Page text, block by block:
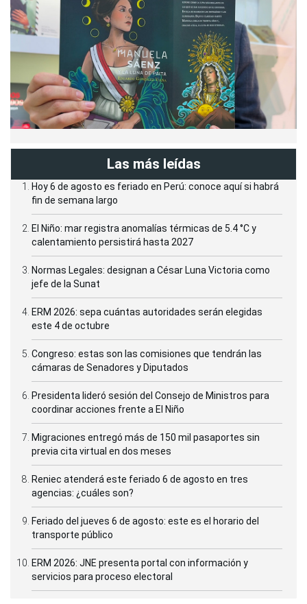
Las más leídas
Hoy 6 de agosto es feriado en Perú: conoce aquí si habrá
fin de semana largo
El Niño: mar registra anomalías térmicas de 5.4 °C y
calentamiento persistirá hasta 2027
Normas Legales: designan a César Luna Victoria como
jefe de la Sunat
ERM 2026: sepa cuántas autoridades serán elegidas
este 4 de octubre
Congreso: estas son las comisiones que tendrán las
cámaras de Senadores y Diputados
Presidenta lideró sesión del Consejo de Ministros para
coordinar acciones frente a El Niño
Migraciones entregó más de 150 mil pasaportes sin
previa cita virtual en dos meses
Reniec atenderá este feriado 6 de agosto en tres
agencias: ¿cuáles son?
Feriado del jueves 6 de agosto: este es el horario del
transporte público
ERM 2026: JNE presenta portal con información y
servicios para proceso electoral